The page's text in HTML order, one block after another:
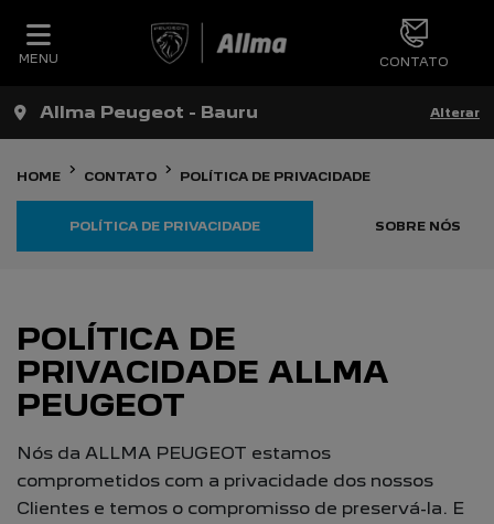
MENU CONTATO
Allma Peugeot - Bauru Alterar
HOME CONTATO POLÍTICA DE PRIVACIDADE
SOBRE NÓS
POLÍTICA DE PRIVACIDADE
POLÍTICA DE
PRIVACIDADE ALLMA
PEUGEOT
Nós da ALLMA PEUGEOT estamos
comprometidos com a privacidade dos nossos
Clientes e temos o compromisso de preservá-la. E